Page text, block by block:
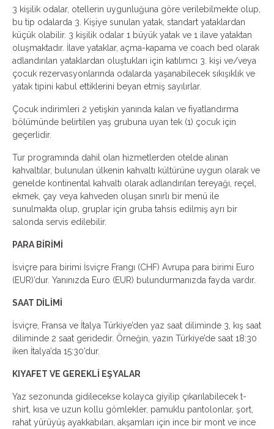
3 kişilik odalar, otellerin uygunluğuna göre verilebilmekte olup,
bu tip odalarda 3. Kişiye sunulan yatak, standart yataklardan
küçük olabilir. 3 kişilik odalar 1 büyük yatak ve 1 ilave yataktan
oluşmaktadır. İlave yataklar, açma-kapama ve coach bed olarak
adlandırılan yataklardan oluştukları için katılımcı 3. kişi ve/veya
çocuk rezervasyonlarında odalarda yaşanabilecek sıkışıklık ve
yatak tipini kabul ettiklerini beyan etmiş sayılırlar.
Çocuk indirimleri 2 yetişkin yanında kalan ve fiyatlandırma
bölümünde belirtilen yaş grubuna uyan tek (1) çocuk için
geçerlidir.
Tur programında dahil olan hizmetlerden otelde alınan
kahvaltılar, bulunulan ülkenin kahvaltı kültürüne uygun olarak ve
genelde kontinental kahvaltı olarak adlandırılan tereyağı, reçel,
ekmek, çay veya kahveden oluşan sınırlı bir menü ile
sunulmakta olup, gruplar için gruba tahsis edilmiş ayrı bir
salonda servis edilebilir.
PARA BİRİMİ
İsviçre para birimi İsviçre Frangı (CHF) Avrupa para birimi Euro
(EUR)’dur. Yanınızda Euro (EUR) bulundurmanızda fayda vardır.
SAAT DİLİMİ
İsviçre, Fransa ve İtalya Türkiye’den yaz saat diliminde 3, kış saat
diliminde 2 saat geridedir. Örneğin, yazın Türkiye’de saat 18:30
iken İtalya’da 15:30’dur.
KIYAFET VE GEREKLİ EŞYALAR
Yaz sezonunda gidilecekse kolayca giyilip çıkarılabilecek t-
shirt, kısa ve uzun kollu gömlekler, pamuklu pantolonlar, şort,
rahat yürüyüş ayakkabıları, akşamları için ince bir mont ve ince